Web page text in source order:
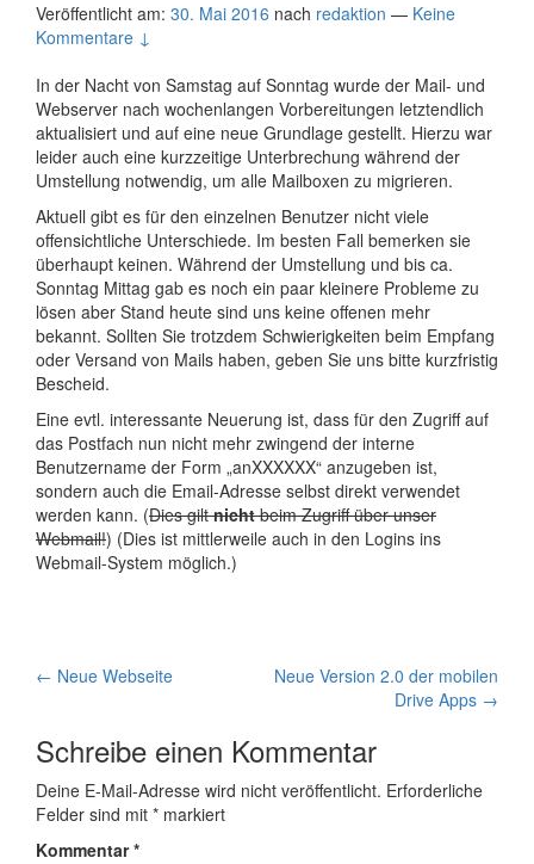
Veröffentlicht am: 30. Mai 2016 nach redaktion — Keine
Kommentare ↓
In der Nacht von Samstag auf Sonntag wurde der Mail- und
Webserver nach wochenlangen Vorbereitungen letztendlich
aktualisiert und auf eine neue Grundlage gestellt. Hierzu war
leider auch eine kurzzeitige Unterbrechung während der
Umstellung notwendig, um alle Mailboxen zu migrieren.
Aktuell gibt es für den einzelnen Benutzer nicht viele
offensichtliche Unterschiede. Im besten Fall bemerken sie
überhaupt keinen. Während der Umstellung und bis ca.
Sonntag Mittag gab es noch ein paar kleinere Probleme zu
lösen aber Stand heute sind uns keine offenen mehr
bekannt. Sollten Sie trotzdem Schwierigkeiten beim Empfang
oder Versand von Mails haben, geben Sie uns bitte kurzfristig
Bescheid.
Eine evtl. interessante Neuerung ist, dass für den Zugriff auf
das Postfach nun nicht mehr zwingend der interne
Benutzername der Form „anXXXXXX“ anzugeben ist,
sondern auch die Email-Adresse selbst direkt verwendet
werden kann. (Dies giltnichtbeim Zugriff über unser
Webmail!) (Dies ist mittlerweile auch in den Logins ins
Webmail-System möglich.)
Artikel-
Navigation
← Neue Webseite
Neue Version 2.0 der mobilen
Drive Apps →
Schreibe einen Kommentar
Deine E-Mail-Adresse wird nicht veröffentlicht. Erforderliche
Felder sind mit * markiert
Kommentar*